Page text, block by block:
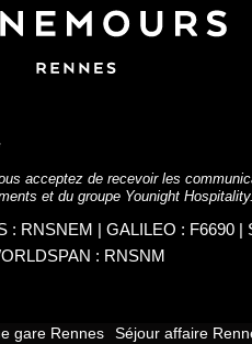
acceptez de recevoir les
et du groupe Younight Hospitality.
: RNSNEM | GALILEO : F6690 |
: RNSNM
gare Rennes Séjour affaire